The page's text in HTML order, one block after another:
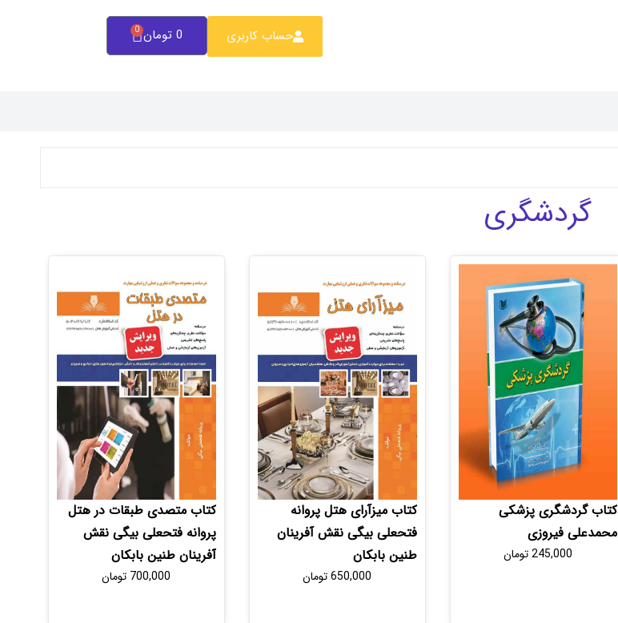
حساب کاربری 0 تومان 0
گردشگری
کتاب گردشگری پزشکی
محمدعلی فیروزی
245,000تومان
کتاب میزآرای هتل پروانه
فتحعلی بیگی نقش آفرینان
طنین بابکان
650,000تومان
کتاب متصدی طبقات در هتل
پروانه فتحعلی بیگی نقش
آفرینان طنین بابکان
700,000 تومان